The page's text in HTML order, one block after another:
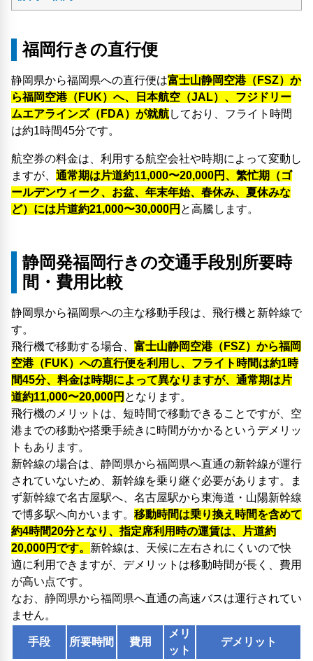
福岡行きの直行便
静岡県から福岡県への直行便は富士山静岡空港（FSZ）か
ら福岡空港（FUK）へ、日本航空（JAL）、フジドリー
ムエアラインズ（FDA）が就航しており、フライト時間
は約1時間45分です。
航空券の料金は、利用する航空会社や時期によって変動し
ますが、 通常期は片道約11,000〜20,000円、繁忙期（ゴ
ールデンウィーク、お盆、年末年始、春休み、夏休みな
ど）には片道約21,000〜30,000円 と高騰します。
静岡発福岡行きの交通手段別所要時
間・費用比較
静岡県から福岡県への主な移動手段は、飛行機と新幹線で
す。
飛行機で移動する場合、 富士山静岡空港（FSZ）から福岡
空港（FUK）への直行便を利用し、フライト時間は約1時
間45分、料金は時期によって異なりますが、通常期は片
道約11,000〜20,000円 となります。
飛行機のメリットは、短時間で移動できることですが、空
港までの移動や搭乗手続きに時間がかかるというデメリッ
トもあります。
新幹線の場合は、静岡県から福岡県へ直通の新幹線が運行
されていないため、新幹線を乗り継ぐ必要があります。ま
ず新幹線で名古屋駅へ、名古屋駅から東海道・山陽新幹線
で博多駅へ向かいます。 移動時間は乗り換え時間を含めて
約4時間20分となり、指定席利用時の運賃は、片道約
20,000円です。 新幹線は、天候に左右されにくいので快
適に利用できますが、デメリットは移動時間が長く、費用
が高い点です。
なお、静岡県から福岡県へ直通の高速バスは運行されてい
ません。
手段 所要時間 費用
メリ
ット
デメリット